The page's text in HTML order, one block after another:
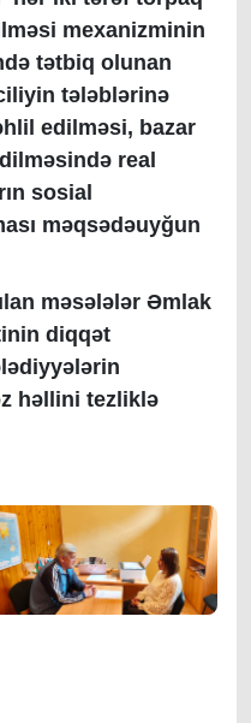
mexanizminin
tətbiq olunan
tələblərinə
edilməsi, bazar
real
sosial
məqsədəuyğun
məsələlər Əmlak
diqqət
həllini tezliklə